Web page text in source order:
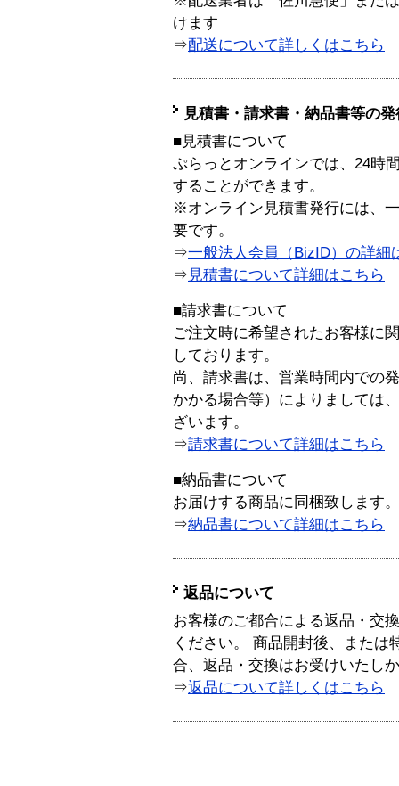
けます
⇒配送について詳しくはこちら
見積書・請求書・納品書等の
■見積書について
ぷらっとオンラインでは、24時
することができます。
※オンライン見積書発行には、
要です。
⇒一般法人会員（BizID）の詳細
⇒ 見積書について詳細はこちら
■請求書について
ご注文時に希望されたお客様に
しております。
尚、請求書は、営業時間内での
かかる場合等）によりましては
ざいます。
⇒請求書について詳細はこちら
■納品書について
お届けする商品に同梱致します。
⇒納品書について詳細はこちら
返品について
お客様のご都合による返品・交
ください。 商品開封後、または
合、返品・交換はお受けいたし
⇒返品について詳しくはこちら